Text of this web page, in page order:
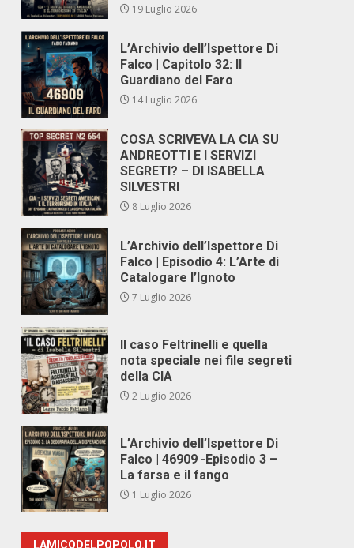
19 Luglio 2026
L’Archivio dell’Ispettore Di
Falco | Capitolo 32: Il
Guardiano del Faro
14 Luglio 2026
COSA SCRIVEVA LA CIA SU
ANDREOTTI E I SERVIZI
SEGRETI? – DI ISABELLA
SILVESTRI
8 Luglio 2026
L’Archivio dell’Ispettore Di
Falco | Episodio 4: L’Arte di
Catalogare l’Ignoto
7 Luglio 2026
Il caso Feltrinelli e quella
nota speciale nei file segreti
della CIA
2 Luglio 2026
L’Archivio dell’Ispettore Di
Falco | 46909 -Episodio 3 –
La farsa e il fango
1 Luglio 2026
LAMICODELPOPOLO.IT